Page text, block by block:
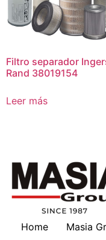
Filtro separador
Rand 38019154
Leer más
Home Masia